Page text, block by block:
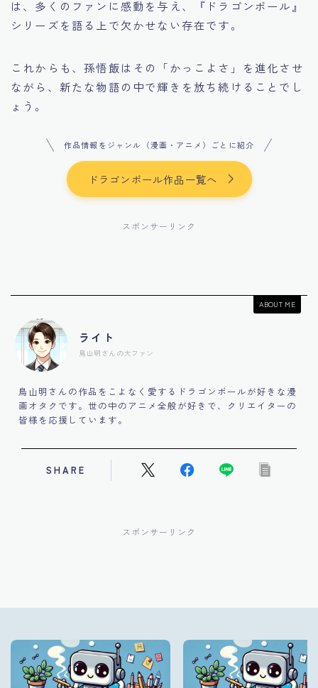
は、多くのファンに感動を与え、『ドラゴンボール』
シリーズを語る上で欠かせない存在です。
これからも、孫悟飯はその「かっこよさ」を進化させ
ながら、新たな物語の中で輝きを放ち続けることでし
ょう。
作品情報をジャンル（漫画・アニメ）ごとに紹介
ドラゴンボール作品一覧へ
スポンサーリンク
ABOUT ME
ライト
鳥山明さんの大ファン
鳥山明さんの作品をこよなく愛するドラゴンボールが好きな漫
画オタクです。世の中のアニメ全般が好きで、クリエイターの
皆様を応援しています。
SHARE
スポンサーリンク